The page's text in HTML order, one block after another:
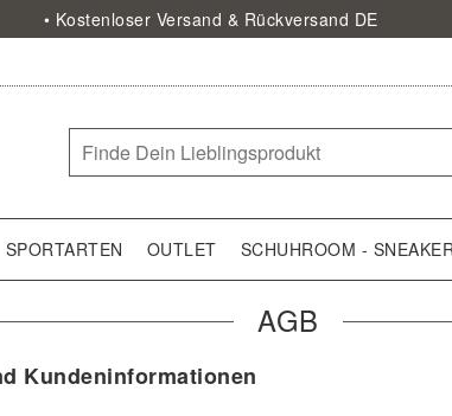
• Kostenloser Versand & Rückversand DE
SPORTARTEN OUTLET SCHUHROOM -
AGB
Kundeninformationen